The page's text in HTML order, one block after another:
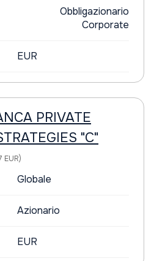
Obbligazionario
Corporate
EUR
PRIVATE
"C"
Globale
Azionario
EUR